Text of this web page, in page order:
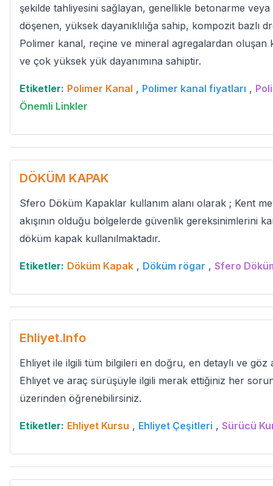
şekilde tahliyesini sağlayan, genellikle betonarme
döşenen, yüksek dayanıklılığa sahip, kompozit bazlı
Polimer kanal, reçine ve mineral agregalardan oluşan
ve çok yüksek yük dayanımına sahiptir.
Etiketler: Polimer Kanal , Polimer kanal fiyatları ,
Önemli Linkler
DÖKÜM KAPAK
Sfero Döküm Kapaklar kullanım alanı olarak ; Kent
akışının olduğu bölgelerde güvenlik gereksinimlerini
döküm kapak kullanılmaktadır.
Etiketler: Döküm Kapak , Döküm rögar , Sfero
Ehliyet.Info
Ehliyet ile ilgili tüm bilgileri en doğru, en detaylı ve göz
Ehliyet ve araç sürüşüyle ilgili merak ettiğiniz her
üzerinden öğrenebilirsiniz.
Etiketler: Ehliyet Kursu , Ehliyet Çeşitleri , Sürücü